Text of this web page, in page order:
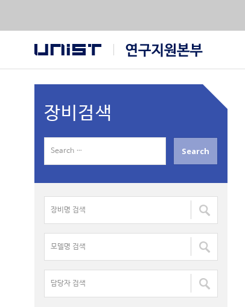
장비검색
f
장
명
검
색
모
명
검
색
담